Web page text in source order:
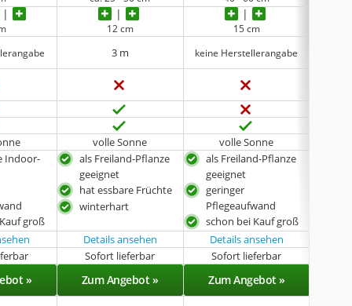
12 cm 15 cm
3 m keine Herstellerangabe
volle Sonne volle Sonne
Indoor-
groß
als Freiland-Pflanze
geeignet
hat essbare Früchte
winterhart
als Freiland-Pflanze
geeignet
geringer
Pflegeaufwand
schon bei Kauf groß
Details ansehen
Details ansehen
Sofort lieferbar Sofort lieferbar
» Zum Angebot » Zum Angebot »